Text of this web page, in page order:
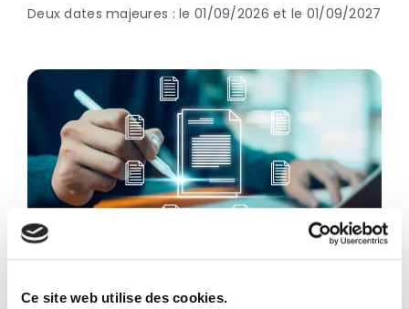
Ce site web utilise des cookies.
Deux dates majeures : le 01/09/2026 et le 01/09/2027
Facturation électronique
Facture électronique – Sanctions